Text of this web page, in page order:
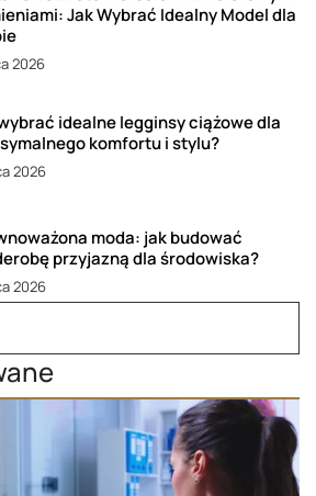
Jak Wybrać Idealny Model dla
2026
idealne legginsy ciążowe dla
komfortu i stylu?
2026
moda: jak budować
przyjazną dla środowiska?
2026